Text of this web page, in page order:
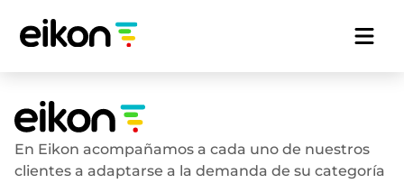
En Eikon acompañamos a cada uno de nuestros
clientes a adaptarse a la demanda de su categoría